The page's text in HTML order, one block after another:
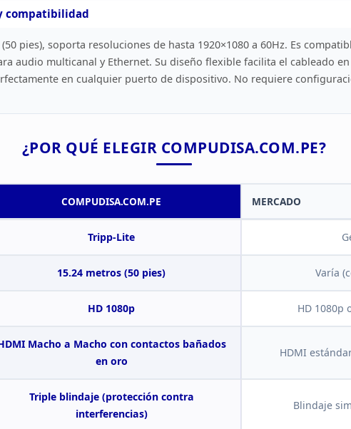
compatibilidad
pies), soporta resoluciones de hasta 1920×1080 a 60Hz. Es
audio multicanal y Ethernet. Su diseño flexible facilita el cableado
en cualquier puerto de dispositivo. No requiere
¿POR QUÉ ELEGIR COMPUDISA.COM.PE?
COMPUDISA.COM.PE MERCADO
Tripp-Lite
15.24 metros (50 pies) Varía
HD 1080p HD 1080p
Macho a Macho con contactosbañados
en oro
HDMI
Triple blindaje (protección contra
interferencias)
Blindaje